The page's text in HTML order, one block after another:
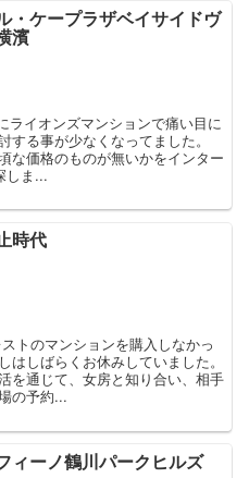
・ケープラザベイサイドヴ
濱
ライオンズマンションで痛い目に
る事が少なくなってました。
な価格のものが無いかをインター
しま...
時代
トのマンションを購入しなかっ
しばらくお休みしていました。
通じて、女房と知り合い、相手
の予約...
ィーノ鶴川パークヒルズ